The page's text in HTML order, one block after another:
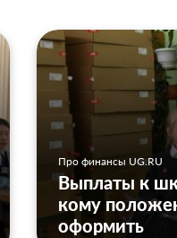
Про финансы UG.RU
Выплаты к
кому
оформить